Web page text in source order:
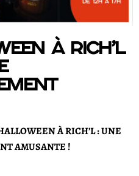
à Rich’L
À RICH’L : UNE
AMUSANTE !